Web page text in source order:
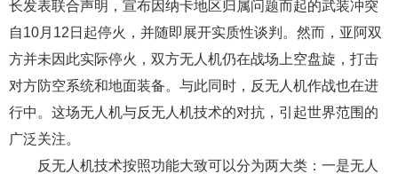
长发表联合声明，宣布因纳卡地区归属问题而起的武装冲突
自10月12日起停火，并随即展开实质性谈判。然而，亚阿双
方并未因此实际停火，双方无人机仍在战场上空盘旋，打击
对方防空系统和地面装备。与此同时，反无人机作战也在进
行中。这场无人机与反无人机技术的对抗，引起世界范围的
广泛关注。
反无人机技术按照功能大致可以分为两大类：一是无人